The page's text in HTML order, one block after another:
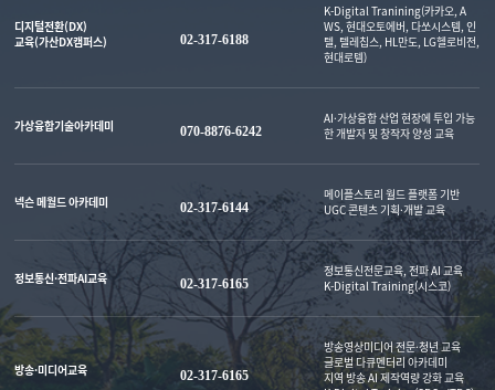
디지털전환(DX)
교육(가산DX캠퍼스)
02-317-6188
K-Digital Tranining(카카오, A
WS, 현대오토에버, 다쏘시스템, 인
텔, 텔레칩스, HL만도, LG헬로비전,
현대로템)
가상융합기술아카데미 070-8876-6242
AI·가상융합 산업 현장에 투입 가능
한 개발자 및 창작자 양성 교육
넥슨 메월드 아카데미 02-317-6144
메이플스토리 월드 플랫폼 기반
UGC 콘텐츠 기획·개발 교육
정보통신·전파AI교육 02-317-6165
정보통신전문교육, 전파 AI 교육
K-Digital Training(시스코)
방송·미디어교육 02-317-6165
방송영상미디어 전문·청년 교육
글로벌 다큐멘터리 아카데미
지역 방송 AI 제작역량 강화 교육